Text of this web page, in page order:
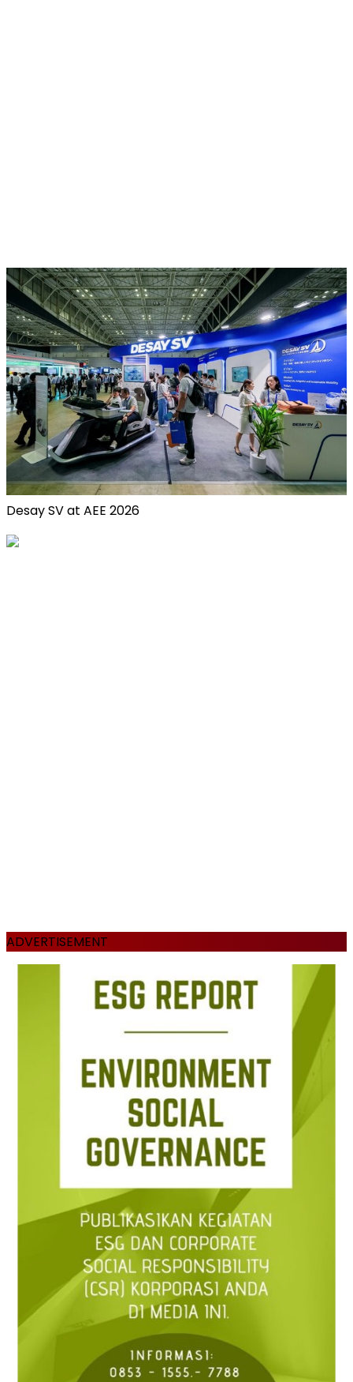
Desay SV at AEE 2026
ADVERTISEMENT